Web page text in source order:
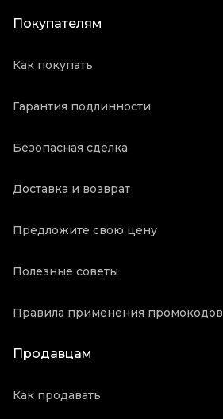
Покупателям
Как покупать
Гарантия подлинности
Безопасная сделка
Доставка и возврат
Предложите свою цену
Полезные советы
Правила применения промокодов
Продавцам
Как продавать